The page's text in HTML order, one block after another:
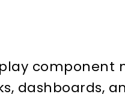
component
dashboards,